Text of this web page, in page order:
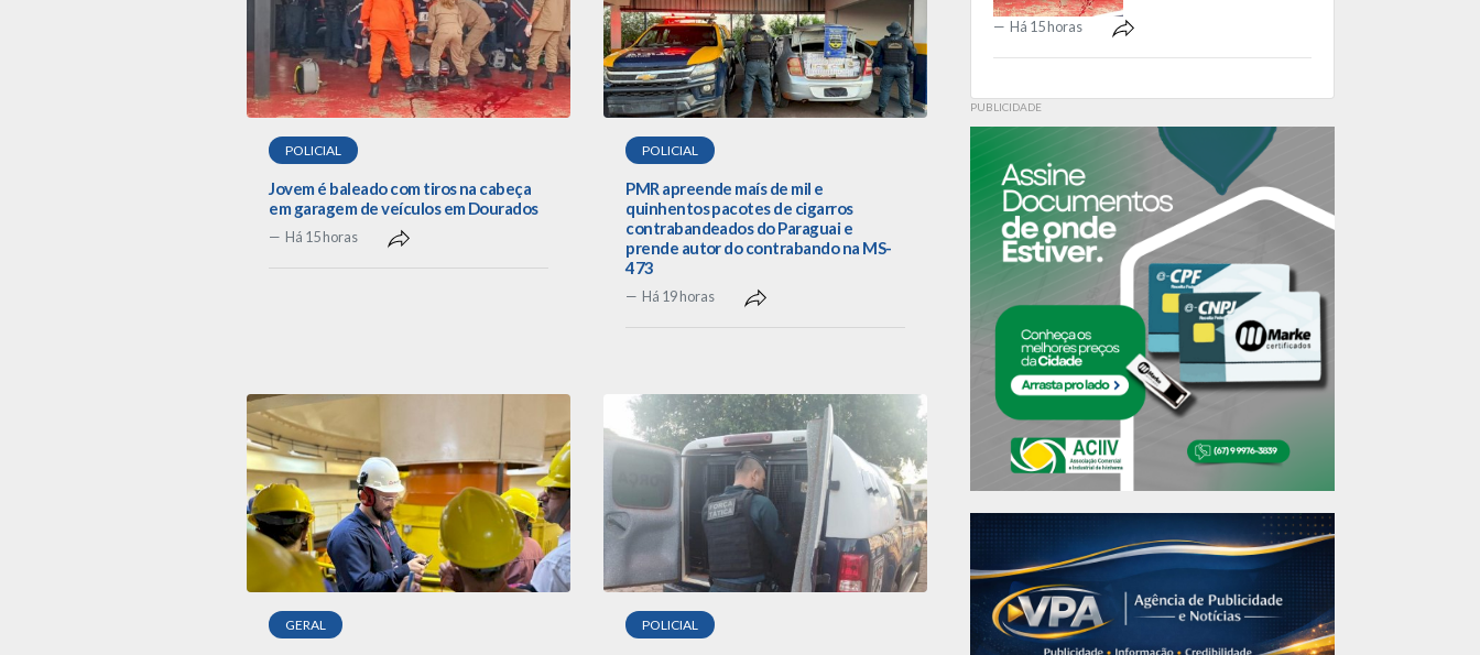
POLICIAL
Jovem é baleado com tiros na cabeça
em garagem de veículos em Dourados
Há 15 horas
POLICIAL
PMR apreende maís de mil e
quinhentos pacotes de cigarros
contrabandeados do Paraguai e
prende autor do contrabando na MS-
473
Há 19 horas
GERAL POLICIAL
Há 15 horas
PUBLICIDADE